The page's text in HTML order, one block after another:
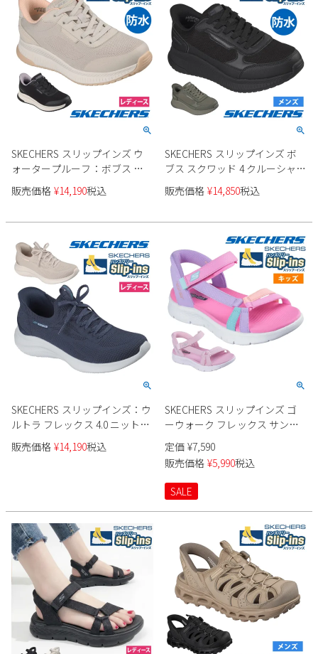
SKECHERS スリップインズ ウ
ォータープルーフ：ボブス ス
クワッド 4 防水 117744
販売価格 ¥14,190税込
SKECHERS スリップインズ ボ
ブス スクワッド 4 クルーシャル
ステップ 防水 118416 メンズ
販売価格 ¥14,850税込
SKECHERS スリップインズ：ウ
ルトラ フレックス 4.0 ニット素
材 150801 レディース
販売価格 ¥14,190税込
SKECHERS スリップインズ ゴ
ーウォーク フレックス サンダ
ル 303028L キッズ
定価 ¥7,590
販売価格 ¥5,990税込
SALE